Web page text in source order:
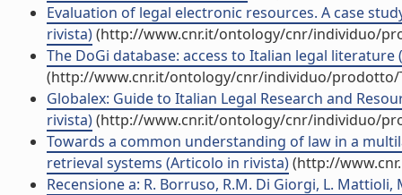
Evaluation of legal electronic resources. A case
rivista)(http://www.cnr.it/ontology/cnr/individuo/
The DoGi database: access to Italian legal
(http://www.cnr.it/ontology/cnr/individuo/prodotto/
Globalex: Guide to Italian Legal Research and
rivista)(http://www.cnr.it/ontology/cnr/individuo/
Towards a common understanding of law in a
retrieval systems (Articolo in rivista)(http://
Recensione a: R. Borruso, R.M. Di Giorgi, L.